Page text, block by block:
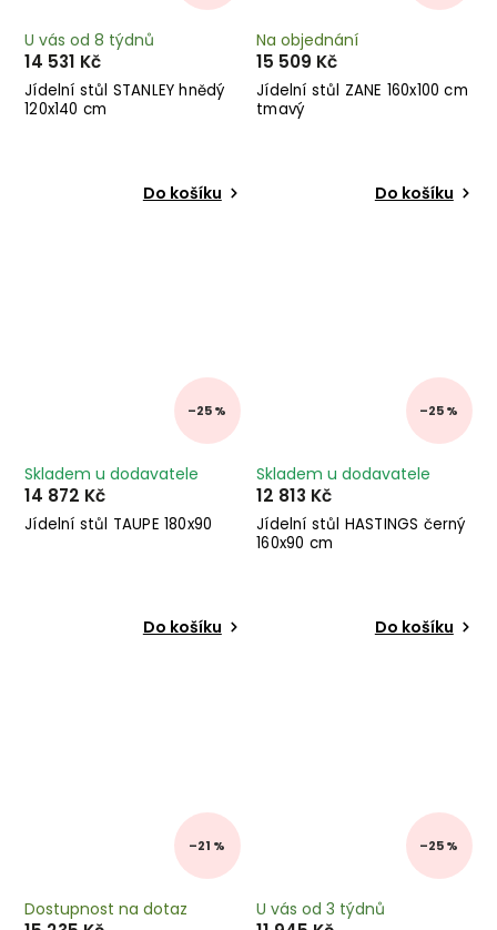
Jídelní stůl STANLEY hnědý
120x140 cm
U vás od 8 týdnů
14 531 Kč
Do košíku
Jídelní stůl ZANE 160x100 cm
tmavý
Na objednání
15 509 Kč
Do košíku
–25 %
Jídelní stůl TAUPE 180x90
Skladem u dodavatele
14 872 Kč
Do košíku
–25 %
Jídelní stůl HASTINGS černý
160x90 cm
Skladem u dodavatele
12 813 Kč
Do košíku
–21 %
Dostupnost na dotaz
–25 %
U vás od 3 týdnů